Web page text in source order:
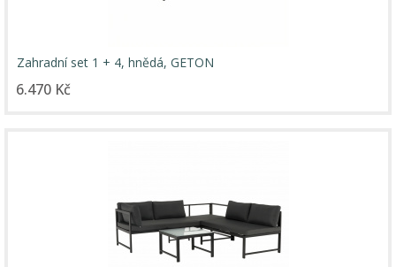
Zahradní set 1 + 4, hnědá, GETON
6.470 Kč